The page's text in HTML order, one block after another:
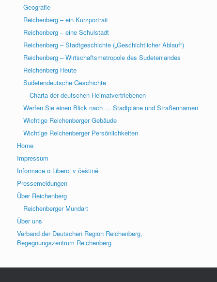
Geografie
Reichenberg – ein Kurzportrait
Reichenberg – eine Schulstadt
Reichenberg – Stadtgeschichte („Geschichtlicher Ablauf“)
Reichenberg – Wirtschaftsmetropole des Sudetenlandes
Reichenberg Heute
Sudetendeutsche Geschichte
Charta der deutschen Heimatvertriebenen
Werfen Sie einen Blick nach … Stadtpläne und Straßennamen
Wichtige Reichenberger Gebäude
Wichtige Reichenberger Persönlichkeiten
Home
Impressum
Informace o Liberci v češtině
Pressemeldungen
Über Reichenberg
Reichenberger Mundart
Über uns
Verband der Deutschen Region Reichenberg,
Begegnungszentrum Reichenberg